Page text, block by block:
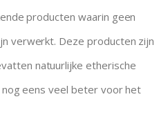
producten waarin geen
verwerkt. Deze producten zijn
natuurlijke etherische
nog eens veel beter voor het